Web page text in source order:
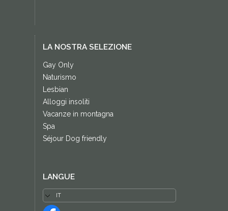
LA NOSTRA SELEZIONE
Gay Only
Naturismo
Lesbian
Alloggi insoliti
Vacanze in montagna
Spa
Séjour Dog friendly
LANGUE